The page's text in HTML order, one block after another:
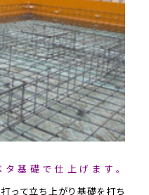
基礎で仕上げます。
って立ち上がり基礎を打ち